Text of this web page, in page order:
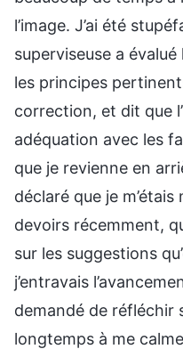
l’image. J’ai été
superviseuse a évalué
les principes
correction, et dit que
adéquation avec les
que je revienne en
déclaré que je
devoirs récemment,
sur les suggestions
j’entravais
demandé de réfléchir
longtemps à me